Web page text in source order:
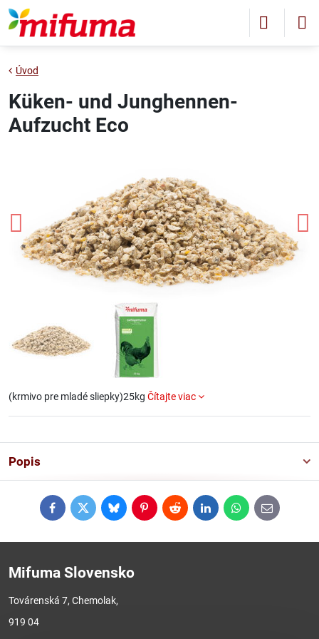
Úvod
Küken- und Junghennen-
Aufzucht Eco
(krmivo pre mladé sliepky)25kg Čítajte viac
Popis
FacebookTwitterBlueskyPinterestRedditLinkedInWhatsApp
E-
mail
Mifuma Slovensko
Továrenská 7, Chemolak,
919 04